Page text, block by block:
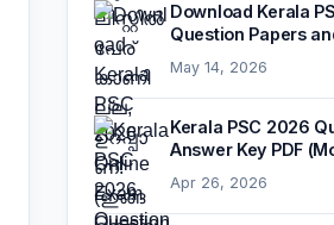
Download Kerala
Question Papers
May 14, 2026
Kerala PSC 2026
Answer Key PDF
Apr 26, 2026